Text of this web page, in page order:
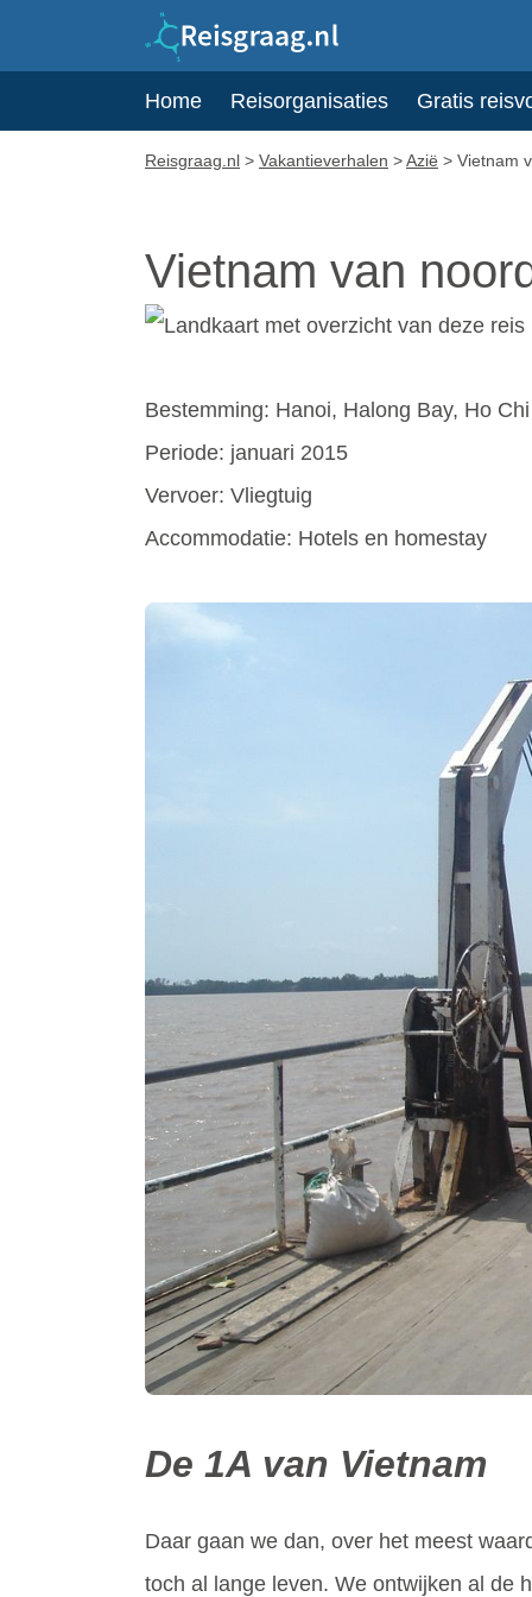
Home Reisorganisaties Gratis
Reisgraag.nl > Vakantieverhalen >Azië > Vietnam
Vietnam van
Bestemming: Hanoi, Halong Bay, Ho
Periode: januari 2015
Vervoer: Vliegtuig
Accommodatie: Hotels en homestay
De 1A van Vietnam
Daar gaan we dan, over het meest
toch al lange leven. We ontwijken al de